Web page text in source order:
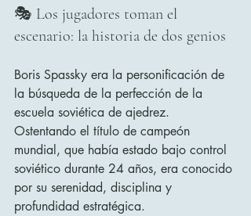
🎭 Los jugadores toman el
escenario: la historia de dos genios
Boris Spassky era la personificación de
la búsqueda de la perfección de la
escuela soviética de ajedrez.
Ostentando el título de campeón
mundial, que había estado bajo control
soviético durante 24 años, era conocido
por su serenidad, disciplina y
profundidad estratégica.